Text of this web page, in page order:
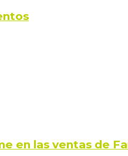
en las ventas de